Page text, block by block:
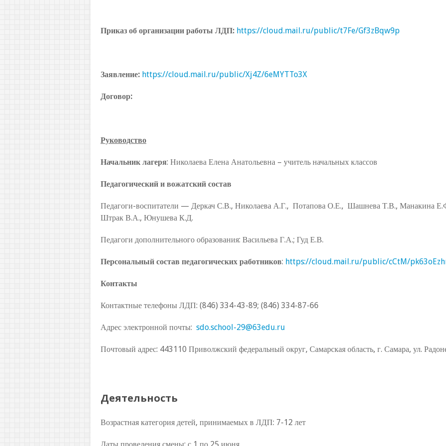
Приказ об организации работы ЛДП: https://cloud.mail.ru/public/t7Fe/Gf3zBqw9p
Заявление: https://cloud.mail.ru/public/Xj4Z/6eMYTTo3X
Договор:
Руководство
Начальник лагеря: Николаева Елена Анатольевна – учитель начальных классов
Педагогический и вожатский состав
Педагоги-воспитатели — Деркач С.В., Николаева А.Г., Потапова О.Е., Шашнева Т.В., Манакина
Штрак В.А., Юнушева К.Д.
Педагоги дополнительного образования: Васильева Г.А.; Гуд Е.В.
Персональный состав педагогических работников: https://cloud.mail.ru/public/cCtM/
Контакты
Контактные телефоны ЛДП: (846) 334-43-89; (846) 334-87-66
Адрес электронной почты: sdo.school-29@63edu.ru
Почтовый адрес: 443110 Приволжский федеральный округ, Самарская область, г. Самара, ул.
Деятельность
Возрастная категория детей, принимаемых в ЛДП: 7-12 лет